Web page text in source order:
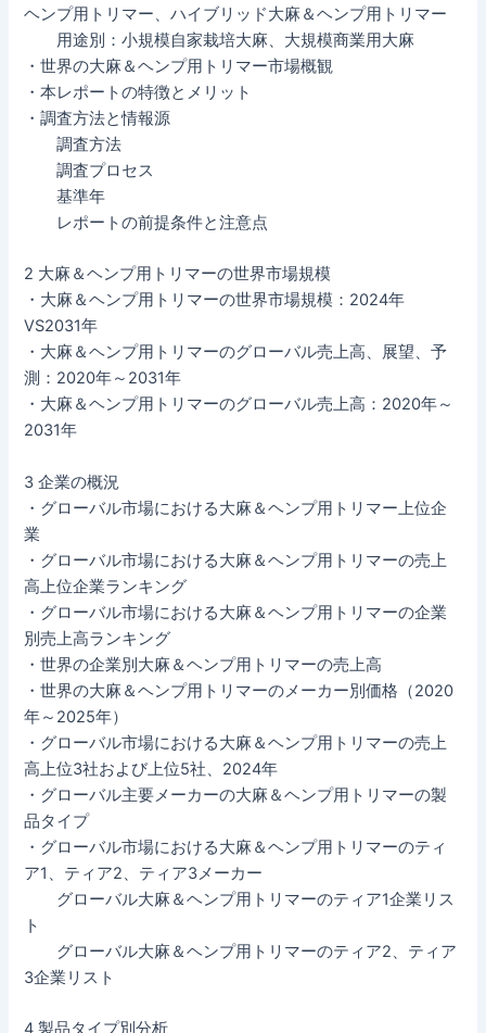
ヘンプ用トリマー、ハイブリッド大麻＆ヘンプ用トリマー
用途別：小規模自家栽培大麻、大規模商業用大麻
・世界の大麻＆ヘンプ用トリマー市場概観
・本レポートの特徴とメリット
・調査方法と情報源
調査方法
調査プロセス
基準年
レポートの前提条件と注意点
2 大麻＆ヘンプ用トリマーの世界市場規模
・大麻＆ヘンプ用トリマーの世界市場規模：2024年
VS2031年
・大麻＆ヘンプ用トリマーのグローバル売上高、展望、予
測：2020年～2031年
・大麻＆ヘンプ用トリマーのグローバル売上高：2020年～
2031年
3 企業の概況
・グローバル市場における大麻＆ヘンプ用トリマー上位企
業
・グローバル市場における大麻＆ヘンプ用トリマーの売上
高上位企業ランキング
・グローバル市場における大麻＆ヘンプ用トリマーの企業
別売上高ランキング
・世界の企業別大麻＆ヘンプ用トリマーの売上高
・世界の大麻＆ヘンプ用トリマーのメーカー別価格（2020
年～2025年）
・グローバル市場における大麻＆ヘンプ用トリマーの売上
高上位3社および上位5社、2024年
・グローバル主要メーカーの大麻＆ヘンプ用トリマーの製
品タイプ
・グローバル市場における大麻＆ヘンプ用トリマーのティ
ア1、ティア2、ティア3メーカー
グローバル大麻＆ヘンプ用トリマーのティア1企業リス
ト
グローバル大麻＆ヘンプ用トリマーのティア2、ティア
3企業リスト
4 製品タイプ別分析